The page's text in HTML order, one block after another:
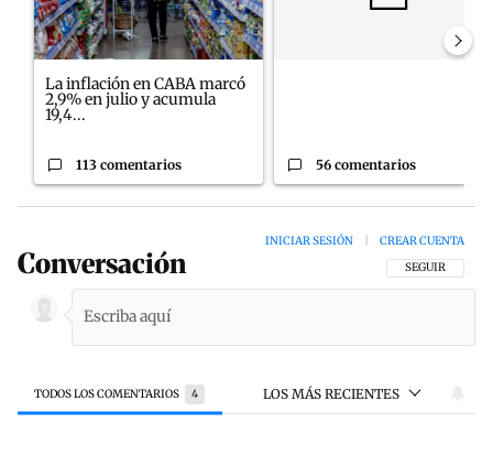
La inflación en CABA marcó
2,9% en julio y acumula
19,4...
113 comentarios 56 comentarios
Conversación SIGA ESTA
SEGUIR
INICIAR SESIÓN CREAR CUENTA
TODOS LOS COMENTARIOS 4 LOS MÁS RECIENTES
Todos los comentarios